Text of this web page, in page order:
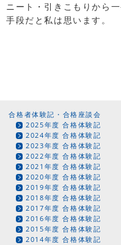
ニート・引きこもりから
手段だと私は思います。
合格者体験記・合格座談会
2025年度 合格体験記
2024年度 合格体験記
2023年度 合格体験記
2022年度 合格体験記
2021年度 合格体験記
2020年度 合格体験記
2019年度 合格体験記
2018年度 合格体験記
2017年度 合格体験記
2016年度 合格体験記
2015年度 合格体験記
2014年度 合格体験記